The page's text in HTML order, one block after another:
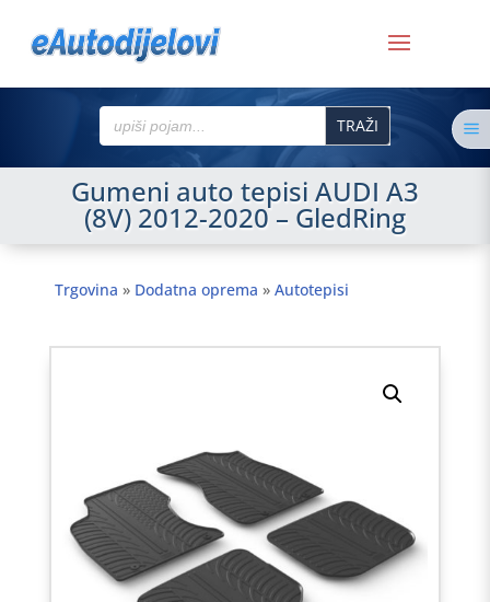
Search
for:
Gumeni auto tepisi AUDI A3
(8V) 2012-2020 – GledRing
Trgovina » Dodatna oprema » Autotepisi
a